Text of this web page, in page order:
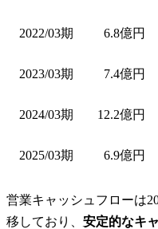
2022/03期 6.8億円
2023/03期 7.4億円
2024/03期 12.2億円
2025/03期 6.9億円
営業キャッシュフローは
移しており、 安定的なキ